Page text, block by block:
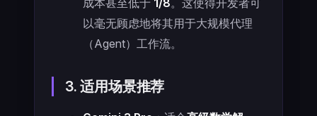
成本甚至低于 1/8。这使得开发者可
以毫无顾虑地将其用于大规模代理
（Agent）工作流。
3. 适用场景推荐